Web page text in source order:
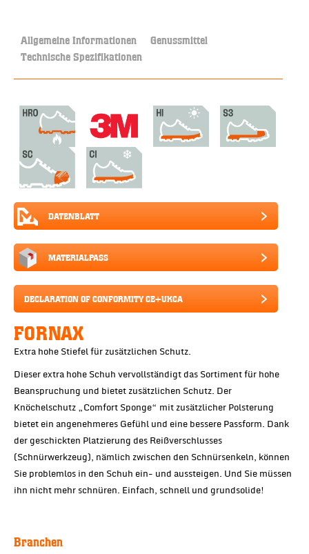
Allgemeine Informationen Genussmittel
Technische Spezifikationen
DATENBLATT
MATERIALPASS
DECLARATION OF CONFORMITY CE+UKCA
FORNAX
Extra hohe Stiefel für zusätzlichen Schutz.
Dieser extra hohe Schuh vervollständigt das Sortiment für hohe
Beanspruchung und bietet zusätzlichen Schutz. Der
Knöchelschutz „Comfort Sponge“ mit zusätzlicher Polsterung
bietet ein angenehmeres Gefühl und eine bessere Passform. Dank
der geschickten Platzierung des Reißverschlusses
(Schnürwerkzeug), nämlich zwischen den Schnürsenkeln, können
Sie problemlos in den Schuh ein- und aussteigen. Und Sie müssen
ihn nicht mehr schnüren. Einfach, schnell und grundsolide!
Branchen